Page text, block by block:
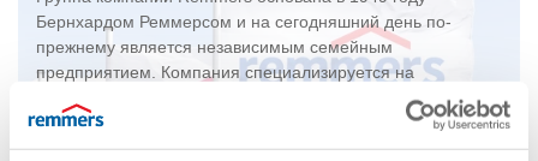
Бернхардом Реммерсом и на сегодняшний день по-
прежнему является независимым семейным
предприятием. Компания специализируется на
производстве строительно-химической продукции, красок
и лаков для древесины, а также лакокрасочных
материалов промышленного назначения. Почти 1500